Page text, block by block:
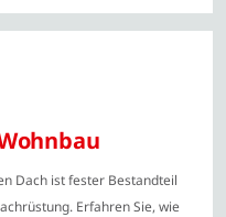
Dach ist fester Bestandteil
Erfahren Sie, wie